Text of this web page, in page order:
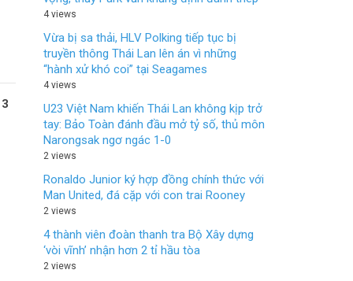
4 views
Vừa bị sa thải, HLV Polking tiếp tục bị
truyền thông Thái Lan lên án vì những
“hành xử khó coi” tại Seagames
4 views
U23 Việt Nam khiến Thái Lan không kịp trở
tay: Bảo Toàn đánh đầu mở tỷ số, thủ môn
Narongsak ngơ ngác 1-0
2 views
Ronaldo Junior ký hợp đồng chính thức với
Man United, đá cặp với con trai Rooney
2 views
4 thành viên đoàn thanh tra Bộ Xây dựng
‘vòi vĩnh’ nhận hơn 2 tỉ hầu tòa
2 views